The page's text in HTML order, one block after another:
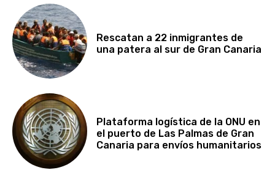
Rescatan a 22 inmigrantes de
una patera al sur de Gran Canaria
Plataforma logística de la ONU en
el puerto de Las Palmas de Gran
Canaria para envíos humanitarios